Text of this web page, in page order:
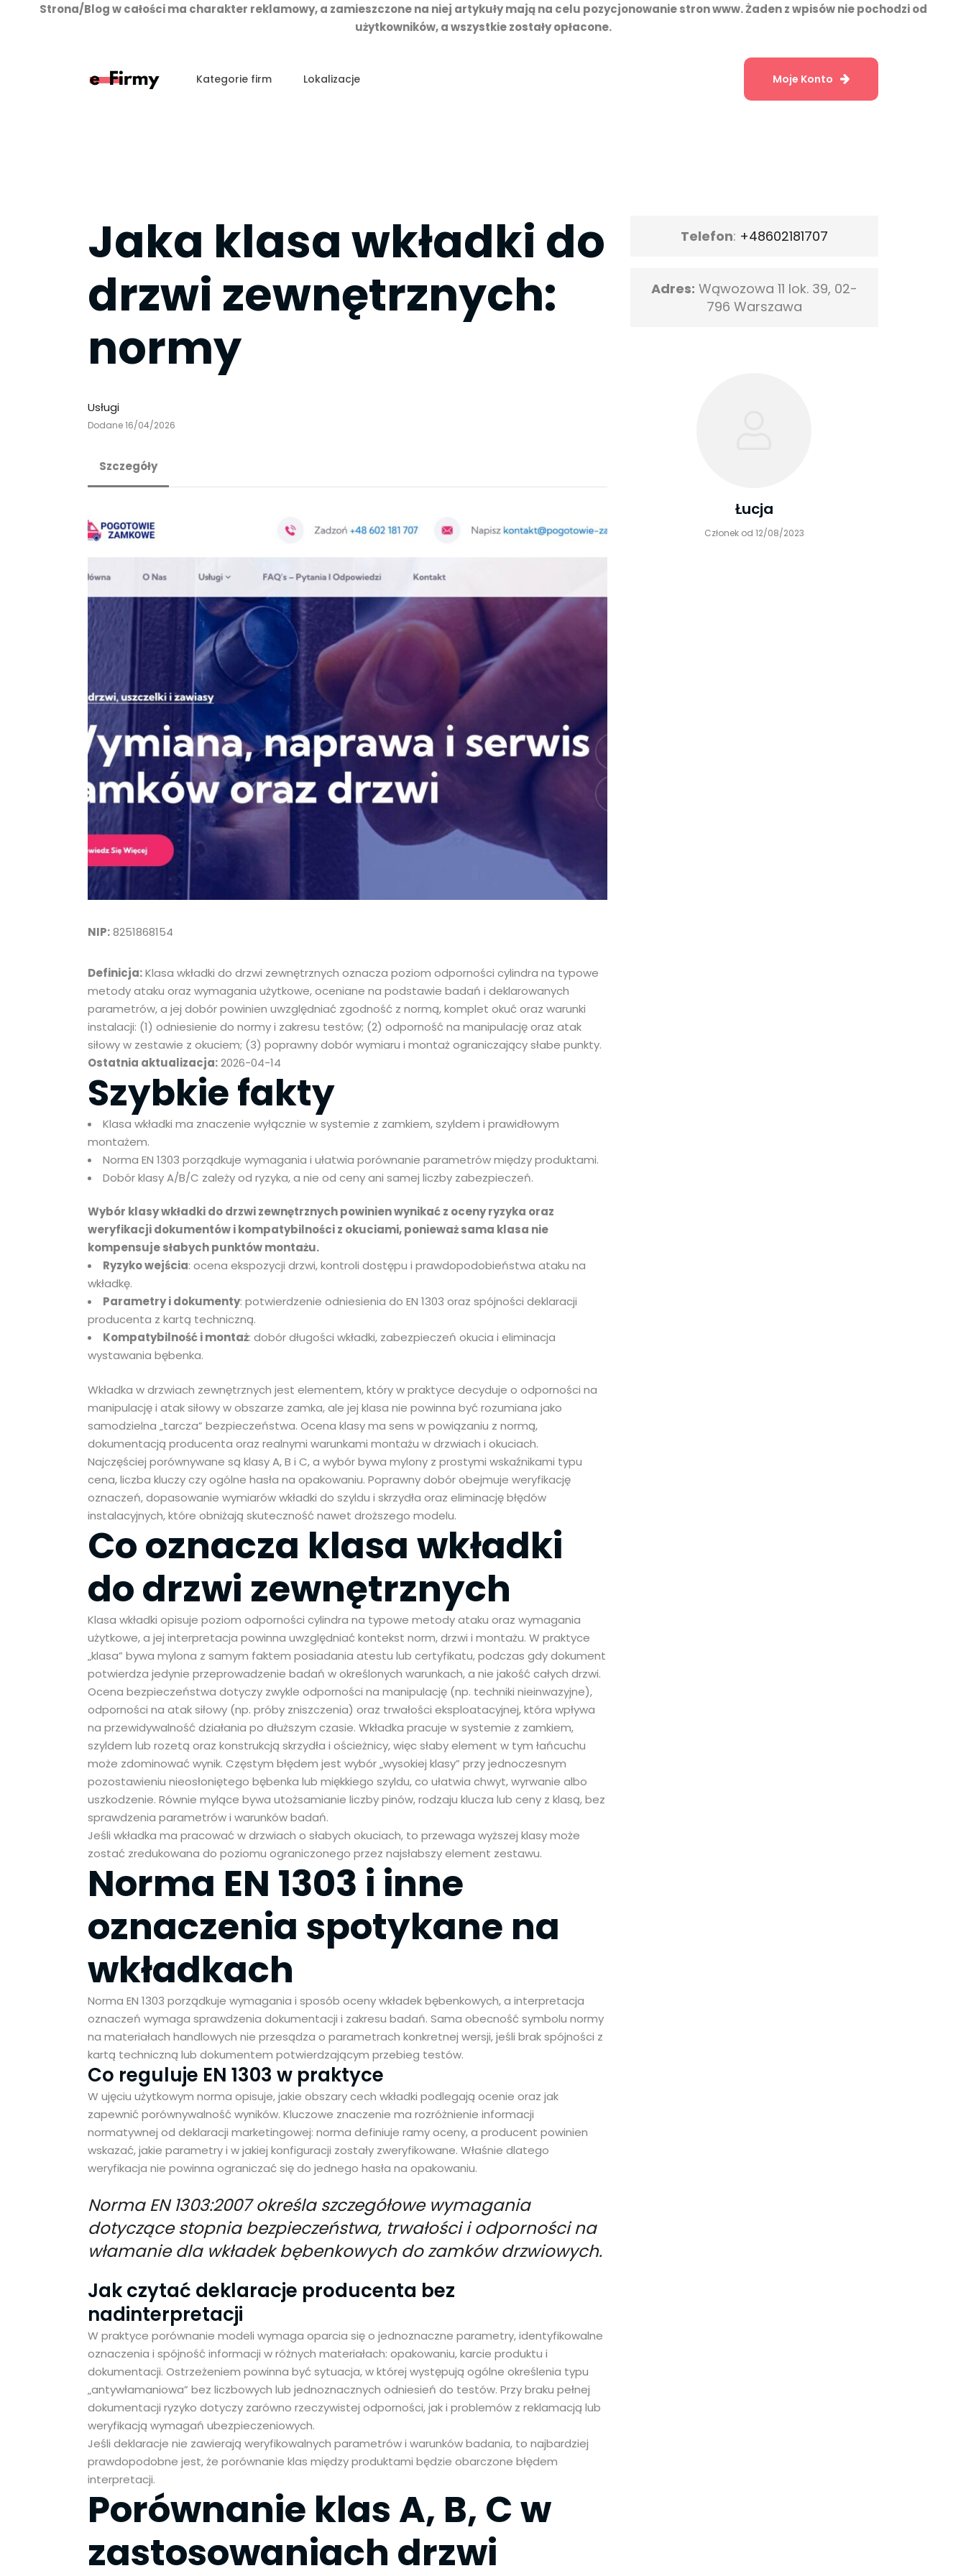
Strona/Blog w całości ma charakter reklamowy, a zamieszczone na niej artykuły mają na celu pozycjonowanie stron www. Żaden z wpisów nie pochodzi od
użytkowników, a wszystkie zostały opłacone.
Kategorie firm Lokalizacje Moje Konto
Jaka klasa wkładki do
drzwi zewnętrznych:
normy
Usługi
Dodane 16/04/2026
Szczegóły
NIP:8251868154
Definicja:Klasa wkładki do drzwi zewnętrznych oznacza poziom odporności cylindra na typowe
metody ataku oraz wymagania użytkowe, oceniane na podstawie badań i deklarowanych
parametrów, a jej dobór powinien uwzględniać zgodność z normą, komplet okuć oraz warunki
instalacji: (1) odniesienie do normy i zakresu testów; (2) odporność na manipulację oraz atak
siłowy w zestawie z okuciem; (3) poprawny dobór wymiaru i montaż ograniczający słabe punkty.
Ostatnia aktualizacja:2026-04-14
Szybkie fakty
Klasa wkładki ma znaczenie wyłącznie w systemie z zamkiem, szyldem i prawidłowym
montażem.
Norma EN 1303 porządkuje wymagania i ułatwia porównanie parametrów między produktami.
Dobór klasy A/B/C zależy od ryzyka, a nie od ceny ani samej liczby zabezpieczeń.
Wybór klasy wkładki do drzwi zewnętrznych powinien wynikać z oceny ryzyka oraz
weryfikacji dokumentów i kompatybilności z okuciami, ponieważ sama klasa nie
kompensuje słabych punktów montażu.
Ryzyko wejścia: ocena ekspozycji drzwi, kontroli dostępu i prawdopodobieństwa ataku na
wkładkę.
Parametry i dokumenty: potwierdzenie odniesienia do EN 1303 oraz spójności deklaracji
producenta z kartą techniczną.
Kompatybilność i montaż: dobór długości wkładki, zabezpieczeń okucia i eliminacja
wystawania bębenka.
Wkładka w drzwiach zewnętrznych jest elementem, który w praktyce decyduje o odporności na
manipulację i atak siłowy w obszarze zamka, ale jej klasa nie powinna być rozumiana jako
samodzielna „tarcza” bezpieczeństwa. Ocena klasy ma sens w powiązaniu z normą,
dokumentacją producenta oraz realnymi warunkami montażu w drzwiach i okuciach.
Najczęściej porównywane są klasy A, B i C, a wybór bywa mylony z prostymi wskaźnikami typu
cena, liczba kluczy czy ogólne hasła na opakowaniu. Poprawny dobór obejmuje weryfikację
oznaczeń, dopasowanie wymiarów wkładki do szyldu i skrzydła oraz eliminację błędów
instalacyjnych, które obniżają skuteczność nawet droższego modelu.
Co oznacza klasa wkładki
do drzwi zewnętrznych
Klasa wkładki opisuje poziom odporności cylindra na typowe metody ataku oraz wymagania
użytkowe, a jej interpretacja powinna uwzględniać kontekst norm, drzwi i montażu. W praktyce
„klasa” bywa mylona z samym faktem posiadania atestu lub certyfikatu, podczas gdy dokument
potwierdza jedynie przeprowadzenie badań w określonych warunkach, a nie jakość całych drzwi.
Ocena bezpieczeństwa dotyczy zwykle odporności na manipulację (np. techniki nieinwazyjne),
odporności na atak siłowy (np. próby zniszczenia) oraz trwałości eksploatacyjnej, która wpływa
na przewidywalność działania po dłuższym czasie. Wkładka pracuje w systemie z zamkiem,
szyldem lub rozetą oraz konstrukcją skrzydła i ościeżnicy, więc słaby element w tym łańcuchu
może zdominować wynik. Częstym błędem jest wybór „wysokiej klasy” przy jednoczesnym
pozostawieniu nieosłoniętego bębenka lub miękkiego szyldu, co ułatwia chwyt, wyrwanie albo
uszkodzenie. Równie mylące bywa utożsamianie liczby pinów, rodzaju klucza lub ceny z klasą, bez
sprawdzenia parametrów i warunków badań.
Jeśli wkładka ma pracować w drzwiach o słabych okuciach, to przewaga wyższej klasy może
zostać zredukowana do poziomu ograniczonego przez najsłabszy element zestawu.
Norma EN 1303 i inne
oznaczenia spotykane na
wkładkach
Norma EN 1303 porządkuje wymagania i sposób oceny wkładek bębenkowych, a interpretacja
oznaczeń wymaga sprawdzenia dokumentacji i zakresu badań. Sama obecność symbolu normy
na materiałach handlowych nie przesądza o parametrach konkretnej wersji, jeśli brak spójności z
kartą techniczną lub dokumentem potwierdzającym przebieg testów.
Co reguluje EN 1303 w praktyce
W ujęciu użytkowym norma opisuje, jakie obszary cech wkładki podlegają ocenie oraz jak
zapewnić porównywalność wyników. Kluczowe znaczenie ma rozróżnienie informacji
normatywnej od deklaracji marketingowej: norma definiuje ramy oceny, a producent powinien
wskazać, jakie parametry i w jakiej konfiguracji zostały zweryfikowane. Właśnie dlatego
weryfikacja nie powinna ograniczać się do jednego hasła na opakowaniu.
Norma EN 1303:2007 określa szczegółowe wymagania
dotyczące stopnia bezpieczeństwa, trwałości i odporności na
włamanie dla wkładek bębenkowych do zamków drzwiowych.
Jak czytać deklaracje producenta bez
nadinterpretacji
W praktyce porównanie modeli wymaga oparcia się o jednoznaczne parametry, identyfikowalne
oznaczenia i spójność informacji w różnych materiałach: opakowaniu, karcie produktu i
dokumentacji. Ostrzeżeniem powinna być sytuacja, w której występują ogólne określenia typu
„antywłamaniowa” bez liczbowych lub jednoznacznych odniesień do testów. Przy braku pełnej
dokumentacji ryzyko dotyczy zarówno rzeczywistej odporności, jak i problemów z reklamacją lub
weryfikacją wymagań ubezpieczeniowych.
Jeśli deklaracje nie zawierają weryfikowalnych parametrów i warunków badania, to najbardziej
prawdopodobne jest, że porównanie klas między produktami będzie obarczone błędem
interpretacji.
Porównanie klas A, B, C w
zastosowaniach drzwi
Telefon: +48602181707
Adres: Wąwozowa 11 lok. 39, 02-
796 Warszawa
Łucja
Członek od 12/08/2023